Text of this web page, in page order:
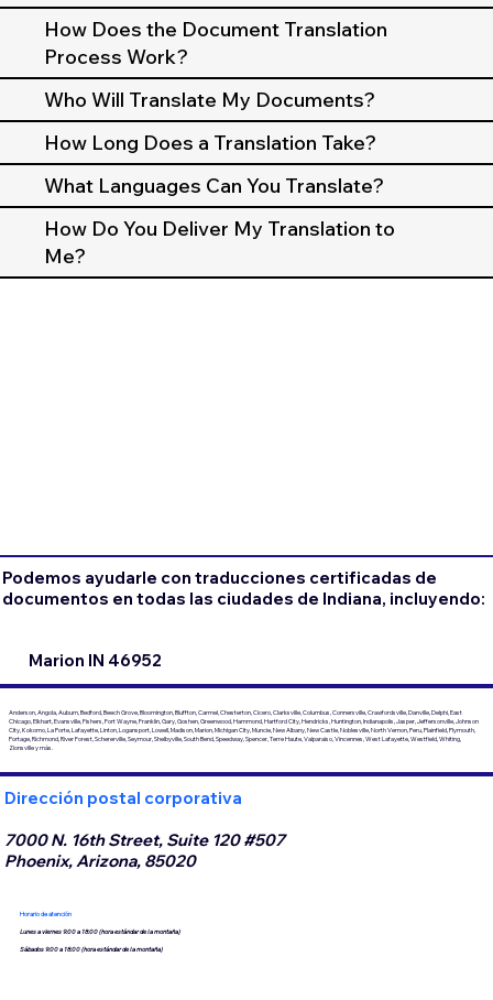
How Does the Document Translation
Process Work?
Who Will Translate My Documents?
How Long Does a Translation Take?
What Languages Can You Translate?
How Do You Deliver My Translation to
Me?
Podemos ayudarle con traducciones certificadas de
documentos en todas las ciudades de Indiana, incluyendo:
Marion IN 46952
Anderson, Angola, Auburn, Bedford, Beech Grove, Bloomington, Bluffton, Carmel, Chesterton, Cicero, Clarksville, Columbus, Connersville, Crawfordsville, Danville, Delphi, East
Chicago, Elkhart, Evansville, Fishers, Fort Wayne, Franklin, Gary, Goshen, Greenwood, Hammond, Hartford City, Hendricks, Huntington, Indianapolis, Jasper, Jeffersonville, Johnson
City, Kokomo, La Porte, Lafayette, Linton, Logansport, Lowell, Madison, Marion, Michigan City, Muncie, New Albany, New Castle, Noblesville, North Vernon, Peru, Plainfield, Plymouth,
Portage, Richmond, River Forest, Schererville, Seymour, Shelbyville, South Bend, Speedway, Spencer, Terre Haute, Valparaiso, Vincennes, West Lafayette, Westfield, Whiting,
Zionsville y más.
Dirección postal corporativa
7000 N. 16th Street, Suite 120 #507
Phoenix, Arizona, 85020
Horario de atención
Lunes a viernes 9:00 a 18:00 (hora estándar de la montaña)
Sábados 9:00 a 18:00 (hora estándar de la montaña)